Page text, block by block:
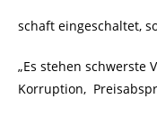
schaft eingeschaltet,
„Es stehen schwerste
Korruption,